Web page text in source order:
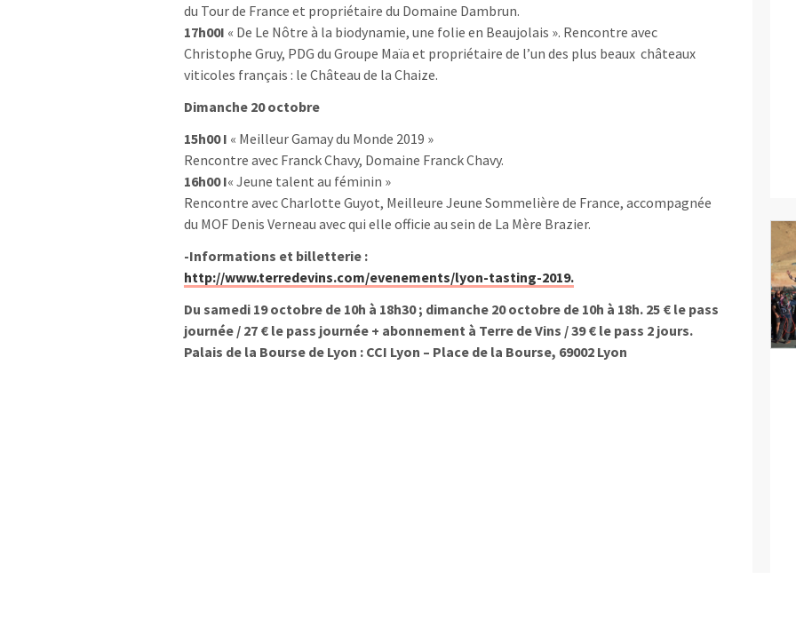
du Tour de France et propriétaire du Domaine Dambrun.
17h00I « De Le Nôtre à la biodynamie, une folie en Beaujolais ». Rencontre avec
Christophe Gruy, PDG du Groupe Maïa et propriétaire de l’un des plus beaux châteaux
viticoles français : le Château de la Chaize.
Dimanche 20 octobre
15h00 I « Meilleur Gamay du Monde 2019 »
Rencontre avec Franck Chavy, Domaine Franck Chavy.
16h00 I« Jeune talent au féminin »
Rencontre avec Charlotte Guyot, Meilleure Jeune Sommelière de France, accompagnée
du MOF Denis Verneau avec qui elle officie au sein de La Mère Brazier.
-Informations et billetterie :
http://www.terredevins.com/evenements/lyon-tasting-2019.
Du samedi 19 octobre de 10h à 18h30 ; dimanche 20 octobre de 10h à 18h. 25 € le pass
journée / 27 € le pass journée + abonnement à Terre de Vins / 39 € le pass 2 jours.
Palais de la Bourse de Lyon : CCI Lyon – Place de la Bourse, 69002 Lyon